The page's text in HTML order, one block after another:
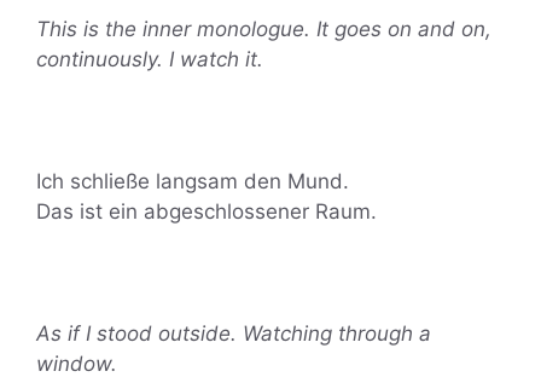
This is the inner monologue. It goes on and on,
continuously. I watch it.
Ich schließe langsam den Mund.
Das ist ein abgeschlossener Raum.
As if I stood outside. Watching through a
window.